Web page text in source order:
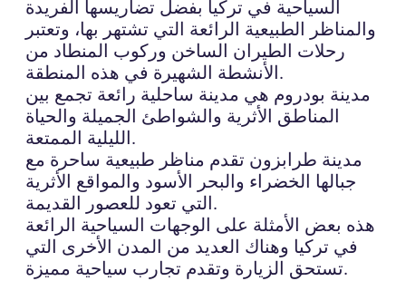
السياحية في تركيا بفضل تضاريسها الفريدة
والمناظر الطبيعية الرائعة التي تشتهر بها، وتعتبر
رحلات الطيران الساخن وركوب المنطاد من
الأنشطة الشهيرة في هذه المنطقة.
مدينة بودروم هي مدينة ساحلية رائعة تجمع بين
المناطق الأثرية والشواطئ الجميلة والحياة
الليلية الممتعة.
مدينة طرابزون تقدم مناظر طبيعية ساحرة مع
جبالها الخضراء والبحر الأسود والمواقع الأثرية
التي تعود للعصور القديمة.
هذه بعض الأمثلة على الوجهات السياحية الرائعة
في تركيا وهناك العديد من المدن الأخرى التي
تستحق الزيارة وتقدم تجارب سياحية مميزة.